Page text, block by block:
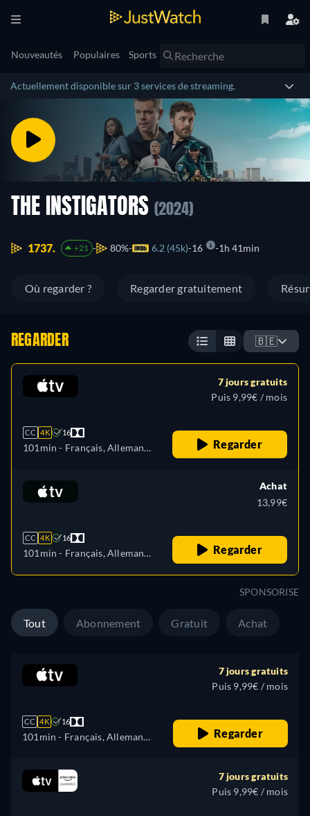
Nouveautés Populaires Sports
Actuellement disponible sur 3 services de streaming.
THE INSTIGATORS (2024)
1737. +21 80% 6.2 (45k) 16 1h 41min
Où regarder ? Regarder gratuitement
REGARDER 🇧🇪
CC 4K 16
101min - Français, Allemand,
Japonais, Portugais, Turc
7 jours gratuits
Puis 9,99€ / mois
Regarder
CC 4K 16
101min - Français, Allemand,
Achat
13,99€
Regarder
SPONSORISE
Tout Abonnement Gratuit Achat
CC 4K 16
101min - Français, Allemand,
Japonais, Portugais, Turc
7 jours gratuits
Puis 9,99€ / mois
Regarder
7 jours gratuits
Puis 9,99€ / mois